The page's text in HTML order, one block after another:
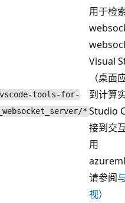
tools-for-
*
用于检
Visual
（桌面
到计算
Studio
接到交
用
请参阅
视）